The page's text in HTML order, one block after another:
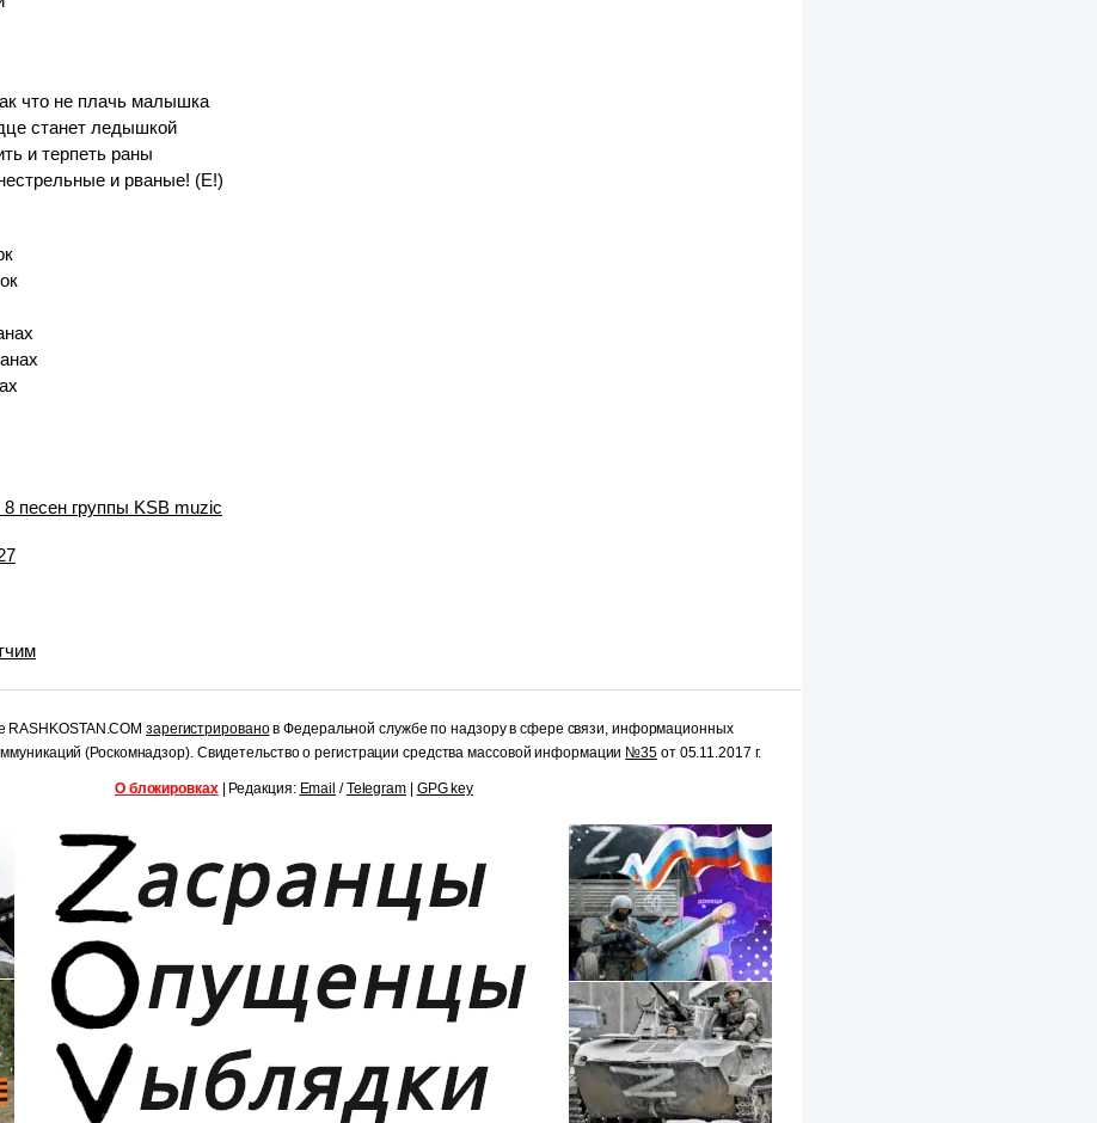
что не плачь малышка
станет ледышкой
и терпеть раны
и рваные! (Е!)
песен группы KSB muzic
RASHKOSTAN.COMзарегистрированов Федеральной службе по надзору в сфере связи, информационных
(Роскомнадзор). Свидетельство о регистрации средства массовой информации №35от 05.11.2017 г.
О блокировках| Редакция: Email /Telegram| GPG key